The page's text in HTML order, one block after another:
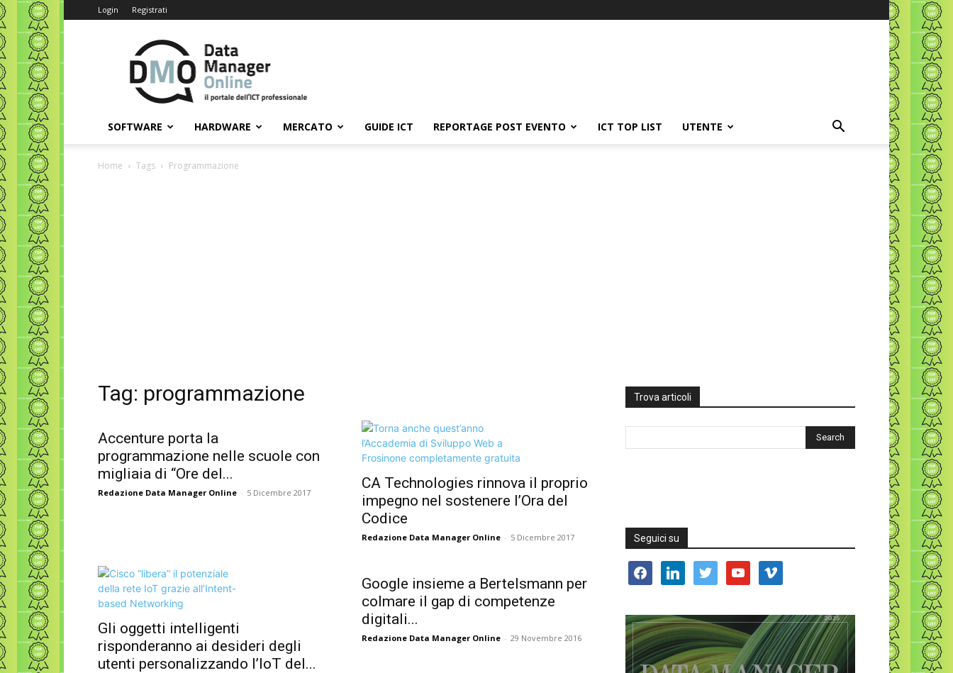
Login Registrati
Data
Manager
Online
SOFTWARE HARDWARE MERCATO GUIDE ICT REPORTAGE POST EVENTO ICT TOP LIST UTENTE
Home Tags Programmazione
Tag: programmazione
Accenture porta la
programmazione nelle scuole con
migliaia di “Ore del...
Redazione Data Manager Online - 5 Dicembre 2017
CA Technologies rinnova il proprio
impegno nel sostenere l’Ora del
Codice
Redazione Data Manager Online - 5 Dicembre 2017
Gli oggetti intelligenti
risponderanno ai desideri degli
utenti personalizzando l’IoT del...
Google insieme a Bertelsmann per
colmare il gap di competenze
digitali...
Redazione Data Manager Online - 29 Novembre 2016
Trova articoli
Seguici su
facebooklinkedin twitter youtube vimeo